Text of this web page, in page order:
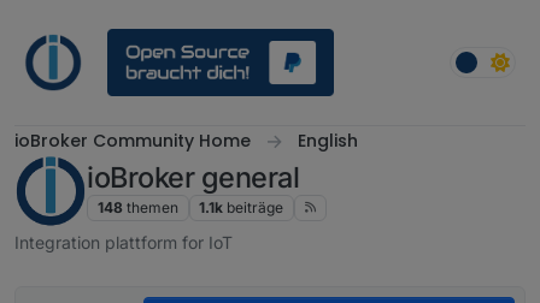
ioBroker Community Home English
ioBroker general
148 themen 1.1k beiträge
Integration plattform for IoT